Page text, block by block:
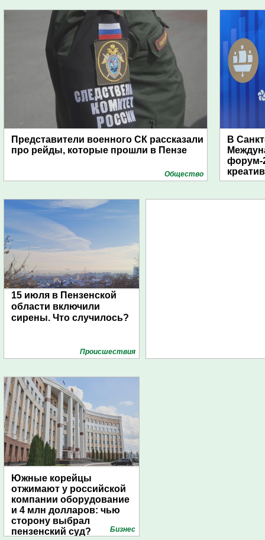
Представители военного СК рассказали
про рейды, которые прошли в Пензе
Общество
В
форум-
15 июля в Пензенской
области включили
сирены. Что случилось?
Проиcшествия
Южные корейцы
отжимают у российской
компании оборудование
и 4 млн долларов: чью
сторону выбрал
пензенский суд?
Бизнес